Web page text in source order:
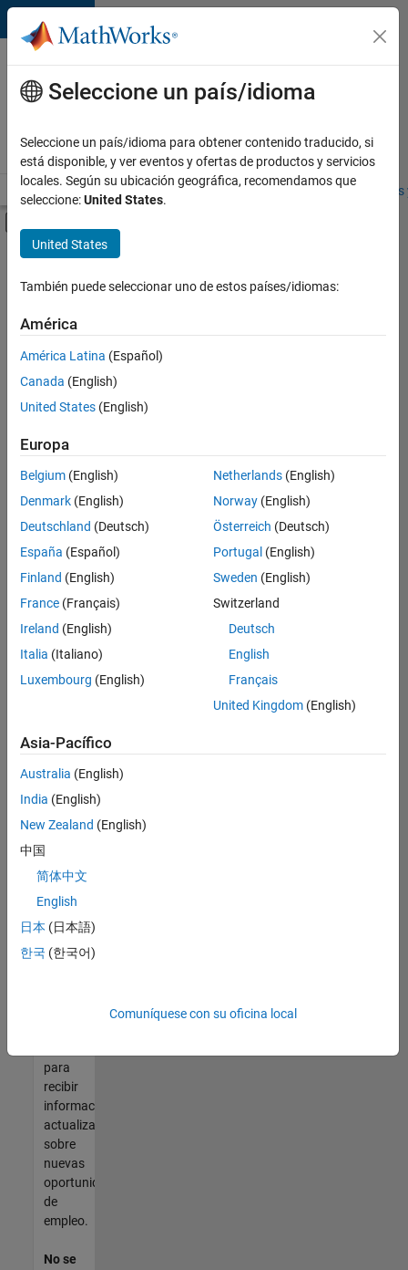
Saltar al contenido
Ofertas
de
empleo
MathWorks
Visión general Búsqueda de empleo Oficinas locales
Contenido principal
FILTRADO POR
Education Sales
Business Model Team
Office and Administrative Services
Actualmente
no
puestos
disponibles
que
se
correspondan
con
sus
criterios
de
búsqueda.
Pruebe
ampliar
su
todos
empleos.
Si aun
así no
ninguna
vacante
que se
a sus
cualificaciones,
para
recibir
información
actualizada
sobre
nuevas
oportunidades
de
empleo.
No se
Seleccione un país/idioma
Seleccione un país/idioma para obtener contenido traducido, si
está disponible, y ver eventos y ofertas de productos y servicios
locales. Según su ubicación geográfica, recomendamos que
seleccione:United States.
United States
También puede seleccionar uno de estos países/idiomas:
América
América Latina (Español)
Canada (English)
United States (English)
Europa
Belgium (English)
Denmark (English)
Deutschland (Deutsch)
España (Español)
Finland (English)
France (Français)
Ireland (English)
Italia (Italiano)
Luxembourg (English)
Netherlands(English)
Norway(English)
Österreich (Deutsch)
Portugal (English)
Sweden (English)
Switzerland
Deutsch
English
Français
United Kingdom(English)
Asia-Pacífico
Australia (English)
India (English)
New Zealand (English)
中国
简体中文
English
日本 (日本語)
한국 (한국어)
Comuníquese con su oficina local